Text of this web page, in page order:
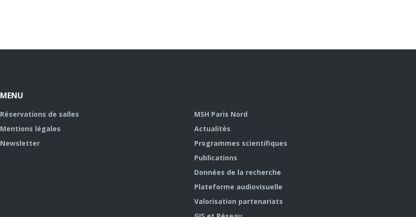
MENU
Réservations de salles
Mentions légales
Newsletter
MSH Paris Nord
Actualités
Programmes scientifiques
Publications
Données de la recherche
Plateforme audiovisuelle
Valorisation partenariats